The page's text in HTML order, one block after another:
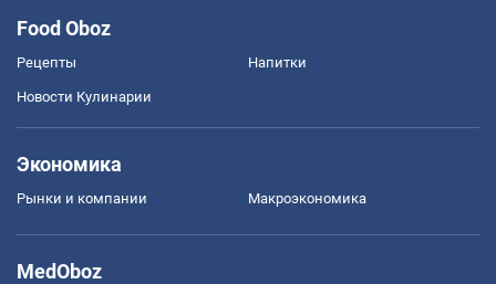
Food Oboz
Рецепты Напитки
Новости Кулинарии
Экономика
Рынки и компании Mакроэкономика
MedOboz